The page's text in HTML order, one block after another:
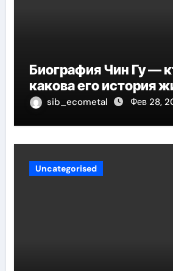
Биография Чин Гу —
какова его история
sib_ecometal Фев 28,
Uncategorised